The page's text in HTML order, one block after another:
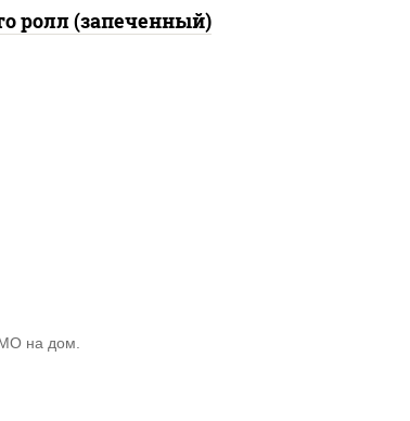
ролл (запеченный)
на дом.